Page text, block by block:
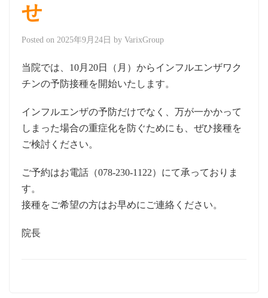
せ
Posted on 2025年9月24日 by VarixGroup
当院では、10月20日（月）からインフルエンザワク
チンの予防接種を開始いたします。
インフルエンザの予防だけでなく、万が一かかって
しまった場合の重症化を防ぐためにも、ぜひ接種を
ご検討ください。
ご予約はお電話（078-230-1122）にて承っておりま
す。
接種をご希望の方はお早めにご連絡ください。
院長